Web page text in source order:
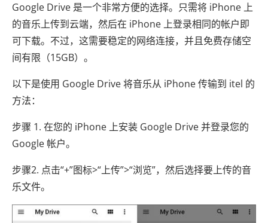
Google Drive 是一个非常方便的选择。只需将 iPhone 上
的音乐上传到云端，然后在 iPhone 上登录相同的帐户即
可下载。不过，这需要稳定的网络连接，并且免费存储空
间有限（15GB）。
以下是使用 Google Drive 将音乐从 iPhone 传输到 itel 的
方法：
步骤 1. 在您的 iPhone 上安装 Google Drive 并登录您的
Google 帐户。
步骤2. 点击“+”图标>“上传”>“浏览”，然后选择要上传的音
乐文件。